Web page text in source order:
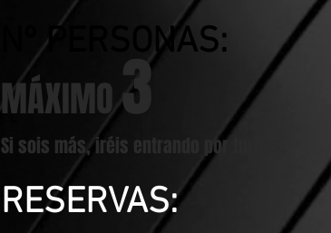
Nº PERSONAS:
MÁXIMO3
Si sois más, iréis entrando por turnos.
RESERVAS: